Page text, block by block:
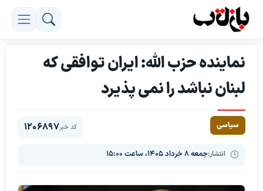
نماینده حزب الله: ایران توافقی که
لبنان نباشد را نمی پذیرد
سیاسی
انتشار:جمعه ۸ خرداد ۱۴۰۵، ساعت ۱۵:۰۰
کد خبر1206897